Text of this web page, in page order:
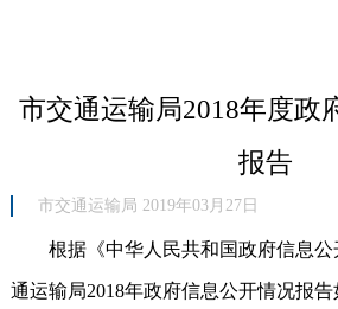
市交通运输局2018年度政
报告
市交通运输局 2019年03月27日
根据《中华人民共和国政府信息公
通运输局2018年政府信息公开情况报